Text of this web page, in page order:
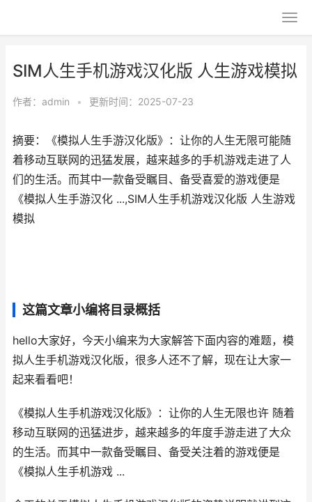
SIM人生手机游戏汉化版 人生游戏模拟
作者： admin • 更新时间：2025-07-23
摘要：《模拟人生手游汉化版》：让你的人生无限可能随
着移动互联网的迅猛发展，越来越多的手机游戏走进了人
们的生活。而其中一款备受瞩目、备受喜爱的游戏便是
《模拟人生手游汉化 ...,SIM人生手机游戏汉化版 人生游戏
模拟
这篇文章小编将目录概括
hello大家好，今天小编来为大家解答下面内容的难题，模
拟人生手机游戏汉化版，很多人还不了解，现在让大家一
起来看看吧！
《模拟人生手机游戏汉化版》：让你的人生无限也许 随着
移动互联网的迅猛进步，越来越多的年度手游走进了大众
的生活。而其中一款备受瞩目、备受关注着的游戏便是
《模拟人生手机游戏 ...